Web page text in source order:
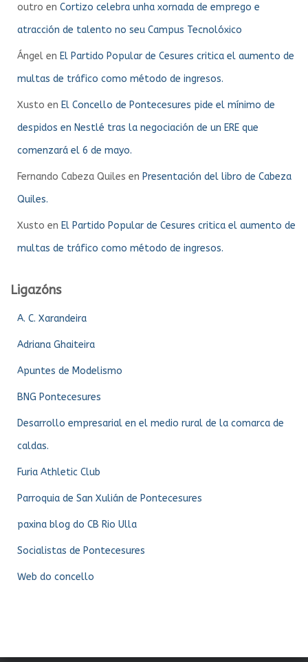
outro en Cortizo celebra unha xornada de emprego e
atracción de talento no seu Campus Tecnolóxico
Ángel en El Partido Popular de Cesures critica el aumento de
multas de tráfico como método de ingresos.
Xusto en El Concello de Pontecesures pide el mínimo de
despidos en Nestlé tras la negociación de un ERE que
comenzará el 6 de mayo.
Fernando Cabeza Quiles en Presentación del libro de Cabeza
Quiles.
Xusto en El Partido Popular de Cesures critica el aumento de
multas de tráfico como método de ingresos.
Ligazóns
A. C. Xarandeira
Adriana Ghaiteira
Apuntes de Modelismo
BNG Pontecesures
Desarrollo empresarial en el medio rural de la comarca de
caldas.
Furia Athletic Club
Parroquia de San Xulián de Pontecesures
paxina blog do CB Rio Ulla
Socialistas de Pontecesures
Web do concello